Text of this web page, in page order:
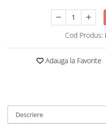
Colier / Pandantiv
Brățară de gleznă
Colier / Pandantiv
Cercei
Cod Produs:
Adauga la Favorite
Descriere